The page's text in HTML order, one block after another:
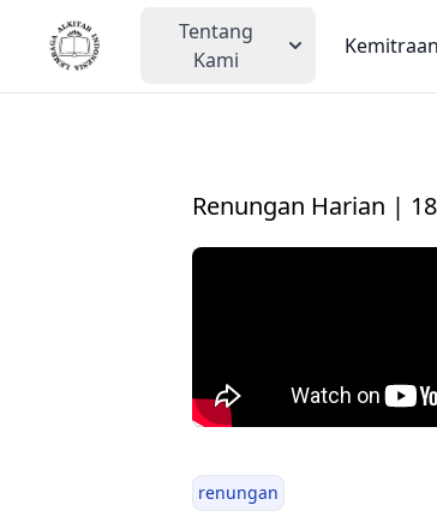
Tentang
Kami
Kemitraan
Renungan Harian |
renungan